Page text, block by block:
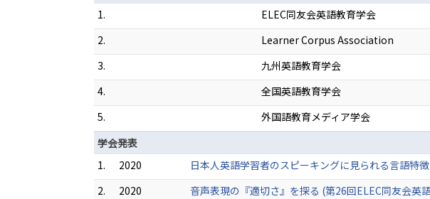
1.
ELEC同友会英語教育学会
2.
Learner Corpus Association
3.
九州英語教育学会
4.
全国英語教育学会
5.
外国語教育メディア学会
学会発表
1.
2020
日本人英語学習者のスピーキングに見られる言語特
2.
2020
音声表現の『適切さ』を探る (第26回ELEC同友会英